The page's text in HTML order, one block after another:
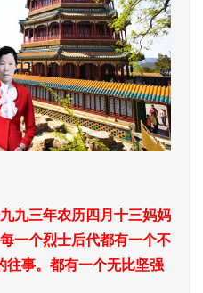
九三年农历四月十三妈妈
一个烈士后代都有一个不
往事。都有一个无比坚强